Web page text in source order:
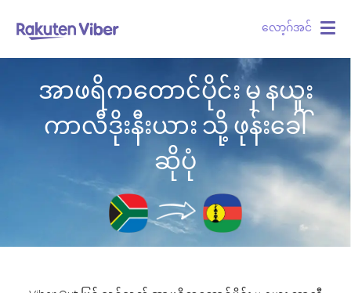
လော့ဂ်အင်
အာဖရိကတောင်ပိုင်း မှ နယူး
ကာလီဒိုးနီးယား သို့ ဖုန်းခေါ်
ဆိုပုံ